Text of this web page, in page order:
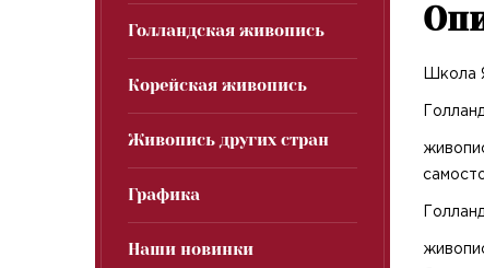
Голландская живопись
Корейская живопись
Живопись других стран
Графика
Наши новинки
Школа